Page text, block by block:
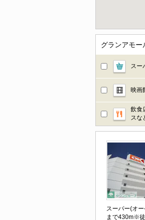
グランアモ
スー
映画
飲食
スな
スーパー(オ
まで430m※